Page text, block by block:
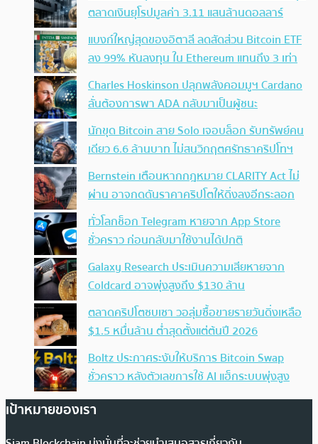
ตลาดเงินยุโรปมูลค่า 3.11 แสนล้านดอลลาร์
แบงก์ใหญ่สุดของอิตาลี ลดสัดส่วน Bitcoin ETF
ลง 99% หันลงทุน ใน Ethereum แทนถึง 3 เท่า
Charles Hoskinson ปลุกพลังคอมมูฯ Cardano
ลั่นต้องการพา ADA กลับมาเป็นผู้ชนะ
นักขุด Bitcoin สาย Solo เจอบล็อก รับทรัพย์คน
เดียว 6.6 ล้านบาท ไม่สนวิกฤตศรัทธาคริปโทฯ
Bernstein เตือนหากกฎหมาย CLARITY Act ไม่
ผ่าน อาจกดดันราคาคริปโตให้ดิ่งลงอีกระลอก
ทั่วโลกช็อก Telegram หายจาก App Store
ชั่วคราว ก่อนกลับมาใช้งานได้ปกติ
Galaxy Research ประเมินความเสียหายจาก
Coldcard อาจพุ่งสูงถึง $130 ล้าน
ตลาดคริปโตซบเซา วอลุ่มซื้อขายรายวันดิ่งเหลือ
$1.5 หมื่นล้าน ต่ำสุดตั้งแต่ต้นปี 2026
Boltz ประกาศระงับให้บริการ Bitcoin Swap
ชั่วคราว หลังตัวเลขการใช้ AI แฮ็กระบบพุ่งสูง
เป้าหมายของเรา